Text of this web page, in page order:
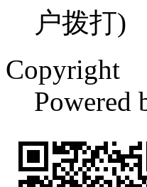
户拨打)
Copyright
Powered